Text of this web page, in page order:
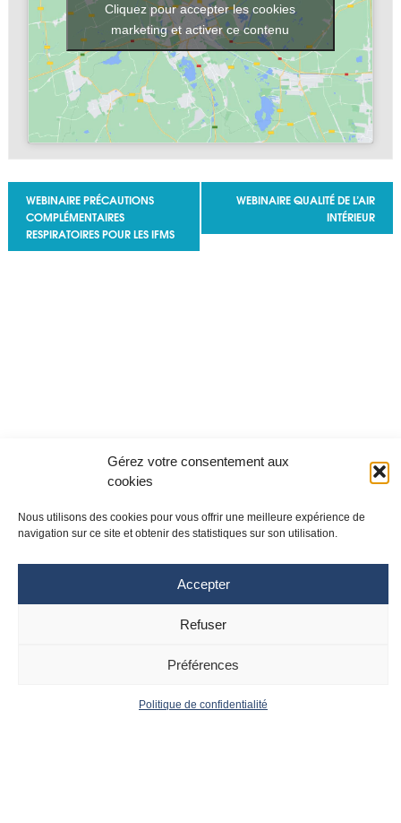
Gérez votre consentement aux
cookies
Nous utilisons des cookies pour vous offrir une meilleure expérience de
navigation sur ce site et obtenir des statistiques sur son utilisation.
Accepter
Refuser
Préférences
Politique de confidentialité
Cliquez pour accepter les cookies
marketing et activer ce contenu
Navigation Évènement
WEBINAIRE PRÉCAUTIONS
COMPLÉMENTAIRES
RESPIRATOIRES POUR LES IFMS
WEBINAIRE QUALITÉ DE L’AIR
INTÉRIEUR
Site Toulouse Site Montpellier
Tél : 04 67 33 74 69
montpellier.fr